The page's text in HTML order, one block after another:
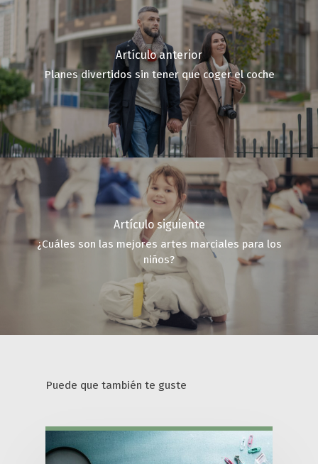
Artículo anterior
Planes divertidos sin tener que coger el coche
Artículo siguiente
¿Cuáles son las mejores artes marciales para los
niños?
Puede que también te guste